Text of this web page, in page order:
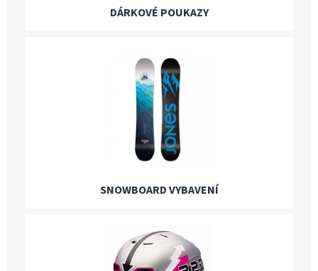
DÁRKOVÉ POUKAZY
SNOWBOARD VYBAVENÍ